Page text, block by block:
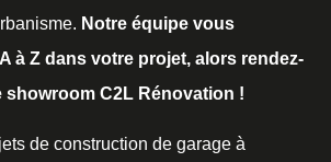
Notre équipe vous
à Z dans votre projet, alors rendez-
showroom C2L Rénovation !
de construction de garage à